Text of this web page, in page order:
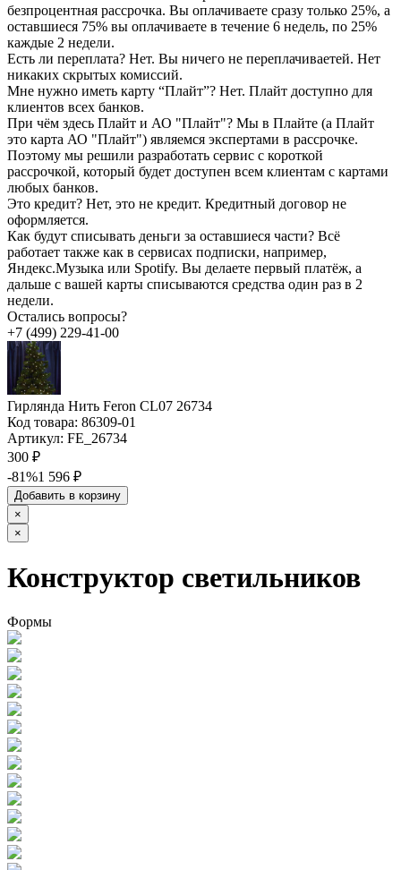
безпроцентная рассрочка. Вы оплачиваете сразу только 25%, а
оставшиеся 75% вы оплачиваете в течение 6 недель, по 25%
каждые 2 недели.
Есть ли переплата? Нет. Вы ничего не переплачиваетей. Нет
никаких скрытых комиссий.
Мне нужно иметь карту “Плайт”? Нет. Плайт доступно для
клиентов всех банков.
При чём здесь Плайт и АО "Плайт"? Мы в Плайте (а Плайт
это карта АО "Плайт") являемся экспертами в рассрочке.
Поэтому мы решили разработать сервис с короткой
рассрочкой, который будет доступен всем клиентам с картами
любых банков.
Это кредит? Нет, это не кредит. Кредитный договор не
оформляется.
Как будут списывать деньги за оставшиеся части? Всё
работает также как в сервисах подписки, например,
Яндекс.Музыка или Spotify. Вы делаете первый платёж, а
дальше с вашей карты списываются средства один раз в 2
недели.
Остались вопросы?
+7 (499) 229-41-00
Гирлянда Нить Feron CL07 26734
Код товара: 86309-01
Артикул: FE_26734
300 ₽
-81%1 596 ₽
Добавить в корзину
×
×
Конструктор светильников
Формы